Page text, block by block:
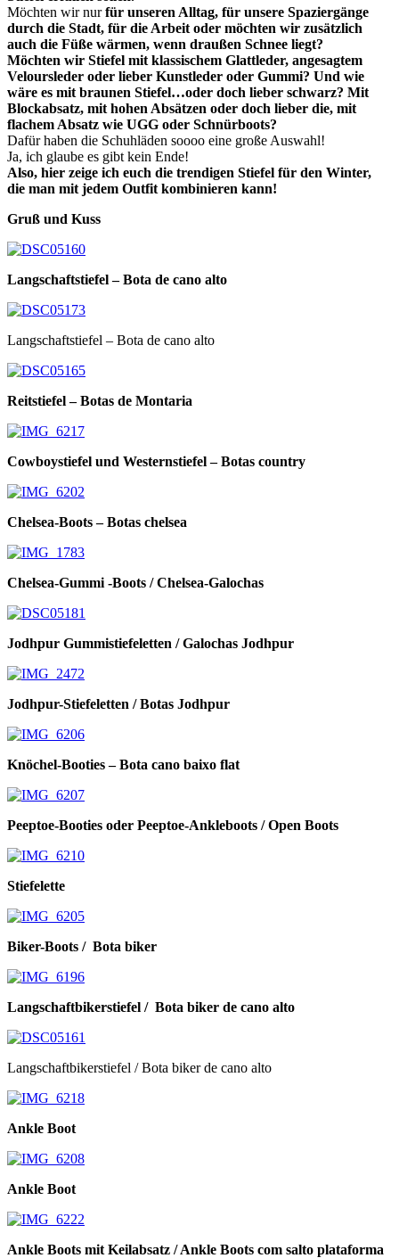
Möchten wir nurfür unseren Alltag, für unsere Spaziergänge
durch die Stadt, für die Arbeit oder möchten wir zusätzlich
auch die Füße wärmen, wenn draußen Schnee liegt?
Möchten wir Stiefel mit klassischem Glattleder, angesagtem
Veloursleder oder lieber Kunstleder oder Gummi? Und wie
wäre es mit braunen Stiefel…oder doch lieber schwarz? Mit
Blockabsatz, mit hohen Absätzen oder doch lieber die, mit
flachem Absatz wie UGG oder Schnürboots?
Dafür haben die Schuhläden soooo eine große Auswahl!
Ja, ich glaube es gibt kein Ende!
Also, hier zeige ich euch die trendigen Stiefel für den Winter,
die man mit jedem Outfit kombinieren kann!
Gruß und Kuss
Langschaftstiefel – Bota de cano alto
Langschaftstiefel – Bota de cano alto
Reitstiefel – Botas de Montaria
Cowboystiefel und Westernstiefel – Botas country
Chelsea-Boots – Botas chelsea
Chelsea-Gummi -Boots / Chelsea-Galochas
Jodhpur Gummistiefeletten / Galochas Jodhpur
Jodhpur-Stiefeletten / Botas Jodhpur
Knöchel-Booties – Bota cano baixo flat
Peeptoe-Booties oder Peeptoe-Ankleboots / Open Boots
Stiefelette
Biker-Boots / Bota biker
Langschaftbikerstiefel / Bota biker de cano alto
Langschaftbikerstiefel / Bota biker de cano alto
Ankle Boot
Ankle Boot
Ankle Boots mit Keilabsatz / Ankle Boots com salto plataforma